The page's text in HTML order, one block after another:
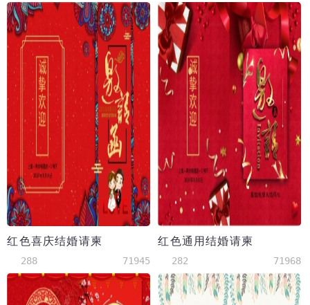
红色喜庆结婚请柬
288 71945
红色通用结婚请柬
282 71968